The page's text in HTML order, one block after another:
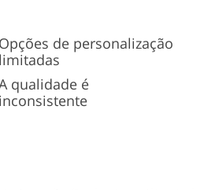
Opções de personalização
limitadas
qualidade é
inconsistente